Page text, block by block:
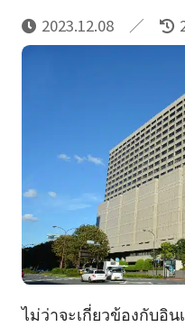
2023.12.08
ไม่ว่าจะเกี่ยวข้องกับอิ